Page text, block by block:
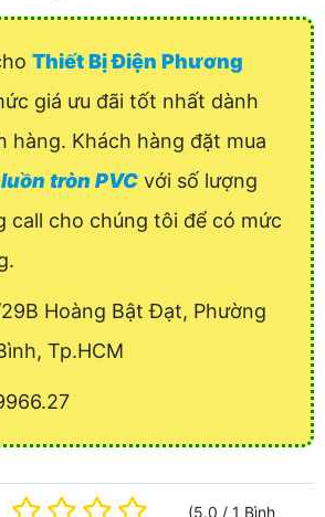
Thiết Bị Điện Phương
giá ưu đãi tốt nhất dành
hàng. Khách hàng đặt mua
tròn PVC với số lượng
call cho chúng tôi để có mức
Hoàng Bật Đạt, Phường
Tp.HCM
(5.0 /1 Bình